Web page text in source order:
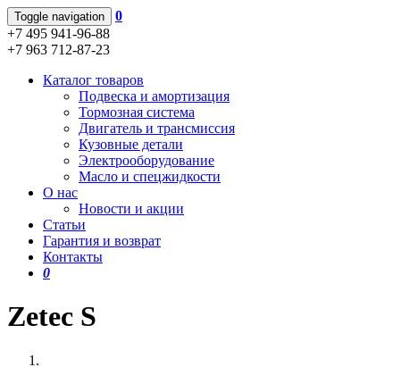
Toggle navigation
0
+7 495 941-96-88
+7 963 712-87-23
Каталог товаров
Подвеска и амортизация
Тормозная система
Двигатель и трансмиссия
Кузовные детали
Электрооборудование
Масло и спецжидкости
О нас
Новости и акции
Статьи
Гарантия и возврат
Контакты
0
Zetec S